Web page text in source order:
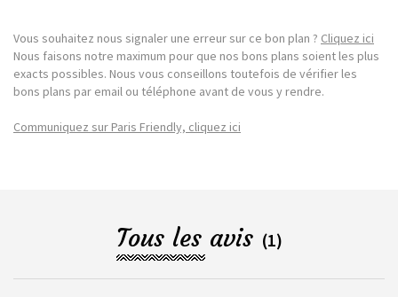
Vous souhaitez nous signaler une erreur sur ce bon plan ? Cliquez ici
Nous faisons notre maximum pour que nos bons plans soient les plus
exacts possibles. Nous vous conseillons toutefois de vérifier les
bons plans par email ou téléphone avant de vous y rendre.
Communiquez sur Paris Friendly, cliquez ici
Tous les avis (1)